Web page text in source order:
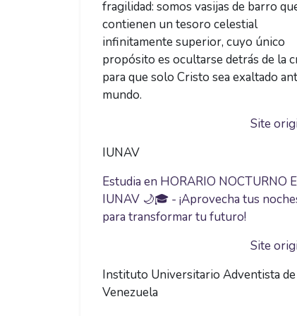
fragilidad: somos vasijas de barro
contienen un tesoro celestial
infinitamente superior, cuyo único
propósito es ocultarse detrás de la
para que solo Cristo sea exaltado
mundo.
Site
IUNAV
Estudia en HORARIO NOCTURNO
IUNAV 🌙🎓 - ¡Aprovecha tus
para transformar tu futuro!
Site
Instituto Universitario Adventista de
Venezuela